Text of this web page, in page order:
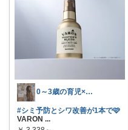
0～3歳の育児×美容コスメ(毎日投稿)
#シミ予防とシワ改善が1本で🩷
VARON ...